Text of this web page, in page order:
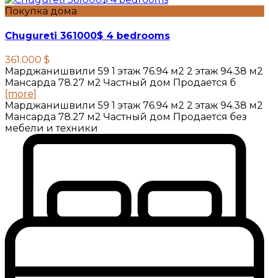
Покупка дома
Chugureti 361000$ 4 bedrooms
361.000 $
Марджанишвили 59 1 этаж 76.94 м2 2 этаж 94.38 м2
Мансарда 78.27 м2 Частный дом Продается б
[more]
Марджанишвили 59 1 этаж 76.94 м2 2 этаж 94.38 м2
Мансарда 78.27 м2 Частный дом Продается без
мебели и техники